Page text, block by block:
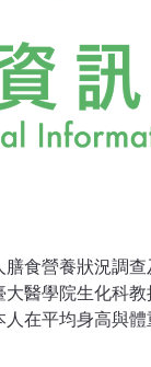
食營養狀況調
醫學院生化科
在平均身高與